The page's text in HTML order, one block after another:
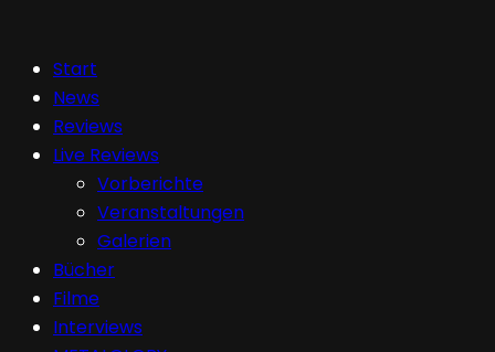
Start
News
Reviews
Live Reviews
Vorberichte
Veranstaltungen
Galerien
Bücher
Filme
Interviews